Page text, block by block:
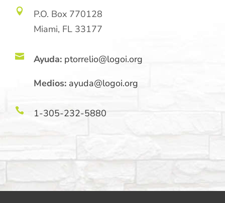

P.O. Box 770128
Miami, FL 33177
 Ayuda: ptorrelio@logoi.org
Medios: ayuda@logoi.org
 1-305-232-5880